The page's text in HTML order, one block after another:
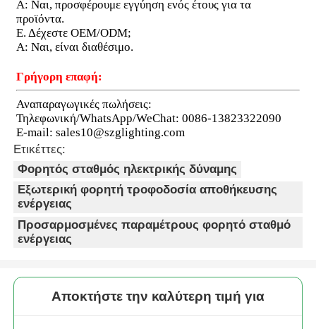
Α: Ναι, προσφέρουμε εγγύηση ενός έτους για τα
προϊόντα.
Ε. Δέχεστε OEM/ODM;
Α: Ναι, είναι διαθέσιμο.
Γρήγορη επαφή:
Αναπαραγωγικές πωλήσεις:
Τηλεφωνική/WhatsApp/WeChat: 0086-13823322090
Ε-mail: sales10@szglighting.com
Ετικέττες:
Φορητός σταθμός ηλεκτρικής δύναμης
Εξωτερική φορητή τροφοδοσία αποθήκευσης
ενέργειας
Προσαρμοσμένες παραμέτρους φορητό σταθμό
ενέργειας
Αποκτήστε την καλύτερη τιμή για